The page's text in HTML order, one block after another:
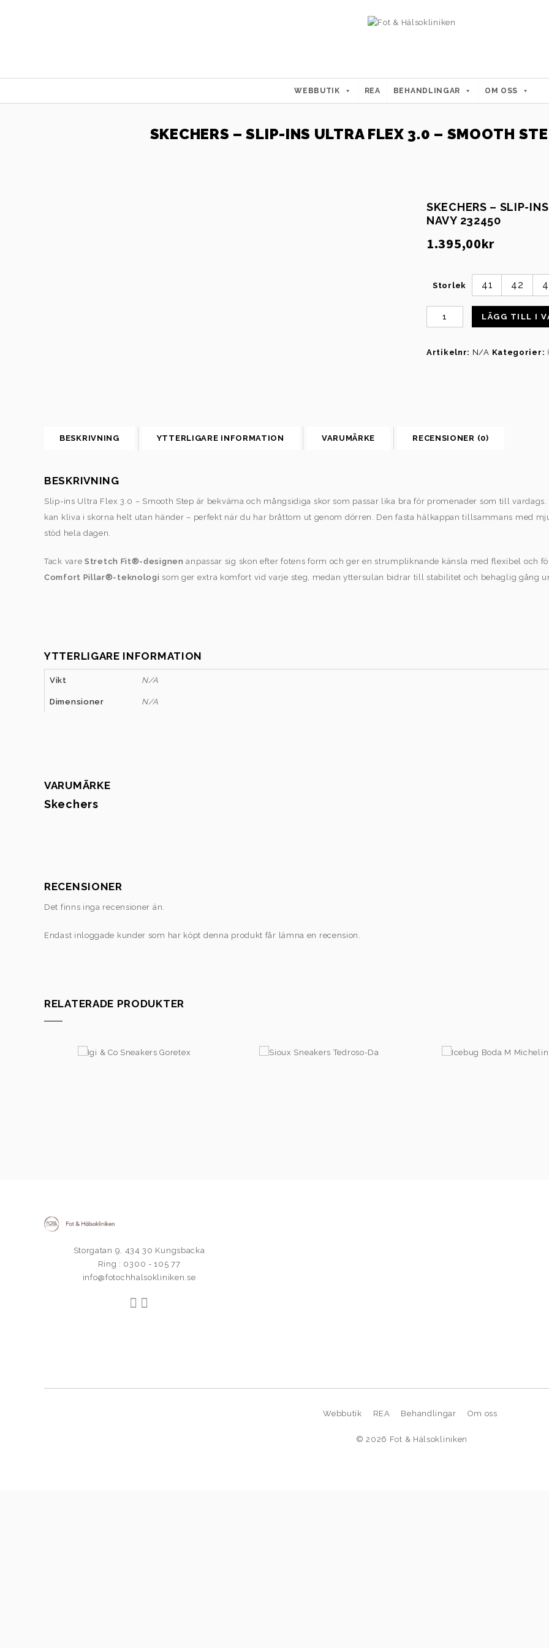
WEBBUTIK REA BEHANDLINGAR OM OSS
SKECHERS – SLIP-INS ULTRA FLEX 3.0 – SMOOTH
SKECHERS – SLIP-
NAVY 232450
1.395,00kr
Storlek 41 42
LÄGG TILL I
Artikelnr: N/A Kategorier:
BESKRIVNING YTTERLIGARE INFORMATION VARUMÄRKE RECENSIONER (0)
BESKRIVNING
Slip-ins Ultra Flex 3.0 – Smooth Step är bekväma och mångsidiga skor som passar lika bra för promenader som till
kan kliva i skorna helt utan händer – perfekt när du har bråttom ut genom dörren. Den fasta hälkappan tillsammans med
stöd hela dagen.
Tack vare Stretch Fit®-designen anpassar sig skon efter fotens form och ger en strumpliknande känsla med flexibel och
Comfort Pillar®-teknologi som ger extra komfort vid varje steg, medan yttersulan bidrar till stabilitet och behaglig gång
YTTERLIGARE INFORMATION
Vikt N/A
Dimensioner N/A
VARUMÄRKE
Skechers
RECENSIONER
Det finns inga recensioner än.
Endast inloggade kunder som har köpt denna produkt får lämna en recension.
RELATERADE PRODUKTER
Storgatan 9, 434 30 Kungsbacka
Ring : 0300 - 105 77
info@fotochhalsokliniken.se
Webbutik REA Behandlingar Om oss
© 2026 Fot & Hälsokliniken